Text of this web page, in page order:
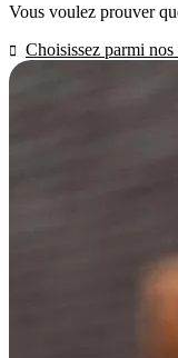
Vous voulez prouver
Choisissez parmi